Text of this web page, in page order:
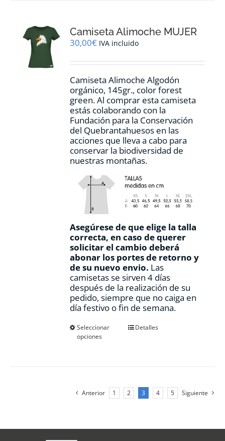
se
pueden
en
página
de
producto
Camiseta Alimoche MUJER
30,00€ IVA incluido
Camiseta Alimoche Algodón
orgánico, 145gr., color forest
green. Al comprar esta camiseta
estás colaborando con la
Fundación para la Conservación
del Quebrantahuesos en las
acciones que lleva a cabo para
conservar la biodiversidad de
nuestras montañas.
Asegúrese de que elige la talla
correcta, en caso de querer
solicitar el cambio deberá
abonar los portes de retorno y
de su nuevo envio. Las
camisetas se sirven 4 días
después de la realización de su
pedido, siempre que no caiga en
día festivo o fin de semana.
Seleccionar
opciones
Este
opciones
se
en
Detalles
Anterior 1 2 3 4 5 Siguiente